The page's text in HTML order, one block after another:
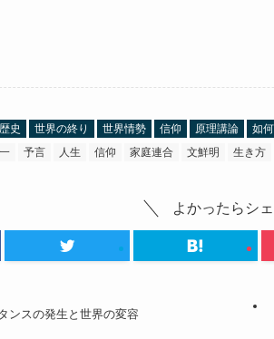
史 世界の終り 世界情勢 信仰 原理講論 如
予言 人生 信仰 家庭連合 文鮮明 生き方
よかったらシ
ンスの発生と世界の変容